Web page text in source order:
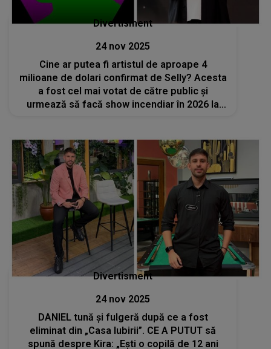
Divertisment
24 nov 2025
Cine ar putea fi artistul de aproape 4
milioane de dolari confirmat de Selly? Acesta
a fost cel mai votat de către public și
urmează să facă show incendiar în 2026 la
Divertisment
24 nov 2025
DANIEL tună și fulgeră după ce a fost
eliminat din „Casa Iubirii”. CE A PUTUT să
spună despre Kira: „Ești o copilă de 12 ani